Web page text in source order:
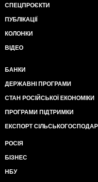
СПЕЦПРОЄКТИ
ПУБЛІКАЦІЇ
КОЛОНКИ
ВІДЕО
БАНКИ
ДЕРЖАВНІ ПРОГРАМИ
СТАН РОСІЙСЬКОЇ ЕКОНОМІКИ
ПРОГРАМИ ПІДТРИМКИ
ЕКСПОРТ
РОСІЯ
БІЗНЕС
НБУ